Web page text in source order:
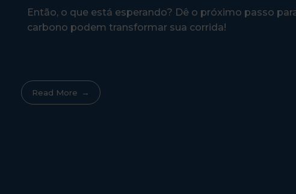
Então, o que está esperando? Dê o próximo passo
carbono podem transformar sua corrida!
Read More